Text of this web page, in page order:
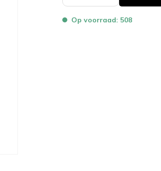
Op voorraad: 508